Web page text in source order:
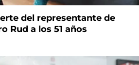
del representante de
Rud a los 51 años